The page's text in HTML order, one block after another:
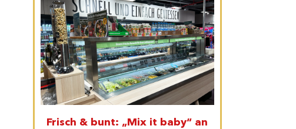
Frisch & bunt: „Mix it baby“ an